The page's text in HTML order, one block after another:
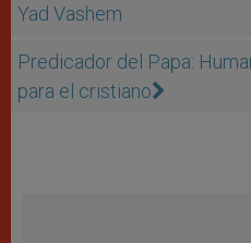
Yad Vashem
Predicador del Papa:
para el cristiano